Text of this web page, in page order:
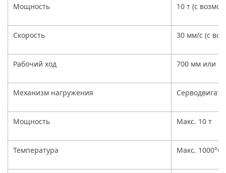
Мощность 10 т (с
Скорость 30 мм/с (с
Рабочий ход 700 мм или
Механизм нагружения
Мощность Макс. 10 т
Температура Макс. 1000°С